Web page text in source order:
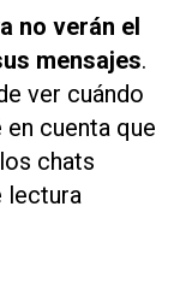
no verán el
mensajes.
ver cuándo
cuenta que
chats
lectura